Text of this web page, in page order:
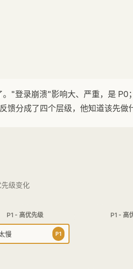
"登录崩溃"影响大、严重，是 P0
分成了四个层级，他知道该先做
级变化
P1 - 高优先级
慢 P1
P1 - 高